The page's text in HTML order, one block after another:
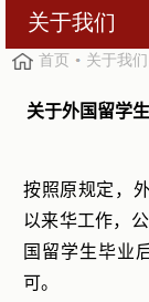
关于我们
首页 关于我们
关于外国留学
按照原规定，
以来华工作，
国留学生毕业
可。